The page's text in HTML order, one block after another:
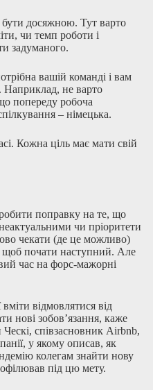
бути досяжною. Тут варто
чи темп роботи і
задуманого.
вашій команді і вам
Наприклад, не варто
попереду робоча
– німецька.
Кожна ціль має мати свій
поправку на те, що
чи пріоритети
чекати (де це можливо)
щоб почати наступний. Але
час на форс-мажорні
відмовлятися від
нові зобов’язання, каже
співзасновник Airbnb,
у якому описав, як
колегам знайти нову
під цю мету.